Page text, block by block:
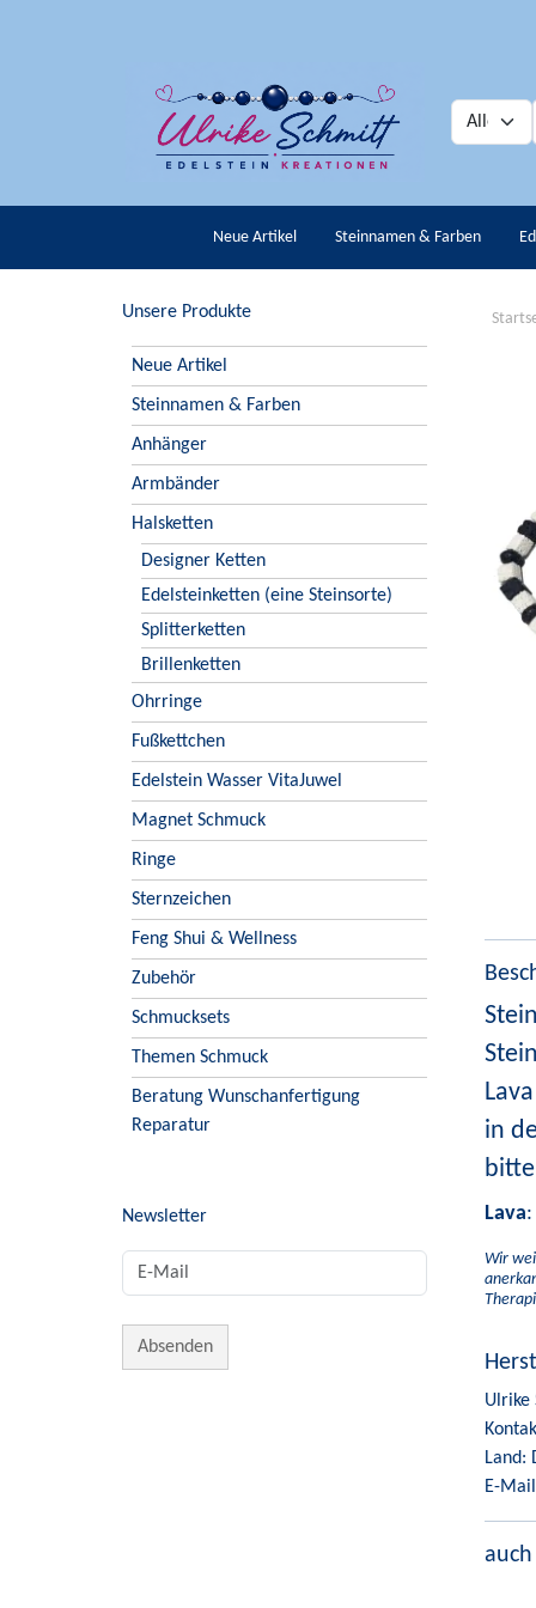
Neue Artikel Steinnamen & Farben
Unsere Produkte
Neue Artikel
Steinnamen & Farben
Anhänger
Armbänder
Halsketten
Designer Ketten
Edelsteinketten (eine Steinsorte)
Splitterketten
Brillenketten
Ohrringe
Fußkettchen
Edelstein Wasser VitaJuwel
Magnet Schmuck
Ringe
Sternzeichen
Feng Shui & Wellness
Zubehör
Schmucksets
Themen Schmuck
Beratung Wunschanfertigung
Reparatur
Newsletter
in
Lava:
Wir
Ulrike
Land:
E-